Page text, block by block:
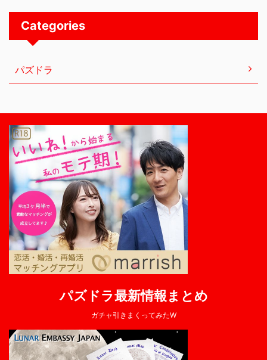
Categories
パズドラ
パズドラ最新情報まとめ
ガチャ引きまくってみたW